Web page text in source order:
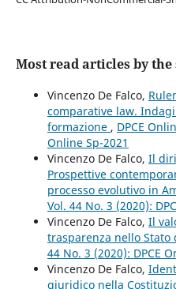
Most read articles by
Vincenzo De Falco,
comparative law.
formazione , DPCE
Online Sp-2021
Vincenzo De Falco, Il
Prospettive
processo evolutivo in
Vol. 44 No. 3 (2020):
Vincenzo De Falco, Il
trasparenza nello Stato
44 No. 3 (2020): DPCE
Vincenzo De Falco,
giuridico nella